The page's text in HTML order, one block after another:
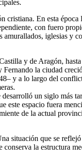
En esta
con fuero
iglesias
y de Aragón,
la ciudad
y a lo largo del
un siglo
este espacio fuera
de la actual
situación que se
la estructura